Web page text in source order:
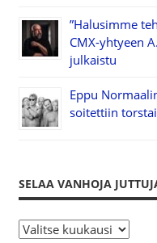
”Halusimme
CMX-yhtyeen
julkaistu
Eppu
soitettiin
SELAA VANHOJA
S